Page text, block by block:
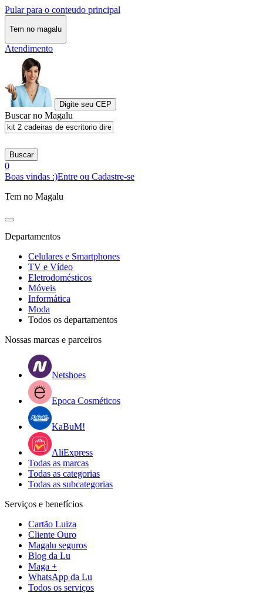
Pular para o conteudo principal
Tem no magalu
Atendimento
Digite seu CEP
Buscar no Magalu
Buscar
0
Boas vindas :)Entre ou Cadastre-se
Tem no Magalu
Departamentos
Celulares e Smartphones
TV e Vídeo
Eletrodomésticos
Móveis
Informática
Moda
Todos os departamentos
Nossas marcas e parceiros
Netshoes
Epoca Cosméticos
KaBuM!
AliExpress
Todas as marcas
Todas as categorias
Todas as subcategorias
Serviços e benefícios
Cartão Luiza
Cliente Ouro
Magalu seguros
Blog da Lu
Maga +
WhatsApp da Lu
Todos os serviços